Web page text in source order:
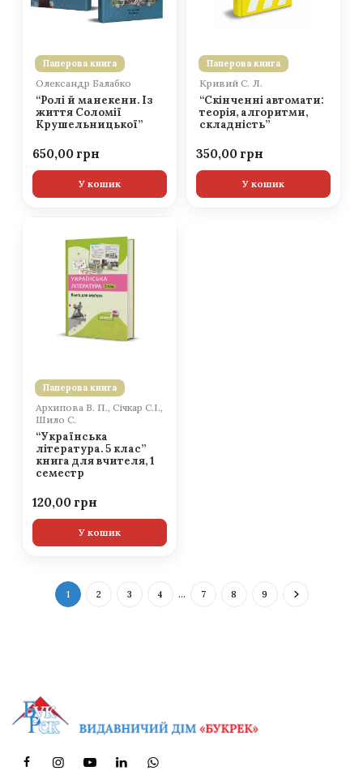
Паперова книга
Олександр Балабко
“Ролі й манекени. Із
життя Соломії
Крушельницької”
650,00
У кошик
Паперова книга
Кривий С. Л.
“Скінченні автомати:
теорія, алгоритми,
складність”
350,00
У кошик
Паперова книга
Архипова В. П., Січкар С.І.,
Шило С.
“Українська
література. 5 клас”
книга для вчителя, 1
семестр
120,00
У кошик
1 2 3 4 … 7 8 9